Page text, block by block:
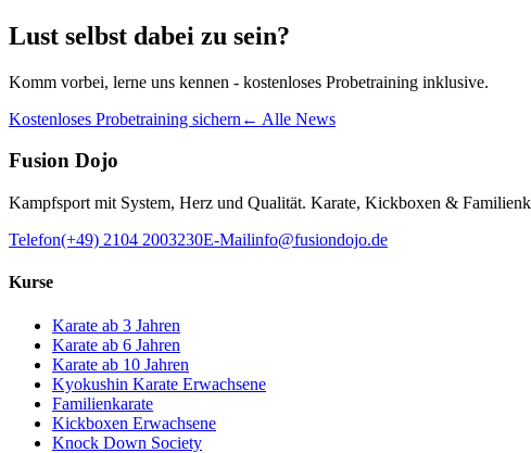
Lust selbst dabei zu sein?
Komm vorbei, lerne uns kennen - kostenloses Probetraining inklusive.
Kostenloses Probetraining sichern ← Alle News
Fusion Dojo
Kampfsport mit System, Herz und Qualität. Karate, Kickboxen &
Telefon(+49) 2104 2003230E-Mailinfo@fusiondojo.de
Kurse
Karate ab 3 Jahren
Karate ab 6 Jahren
Karate ab 10 Jahren
Kyokushin Karate Erwachsene
Familienkarate
Kickboxen Erwachsene
Knock Down Society